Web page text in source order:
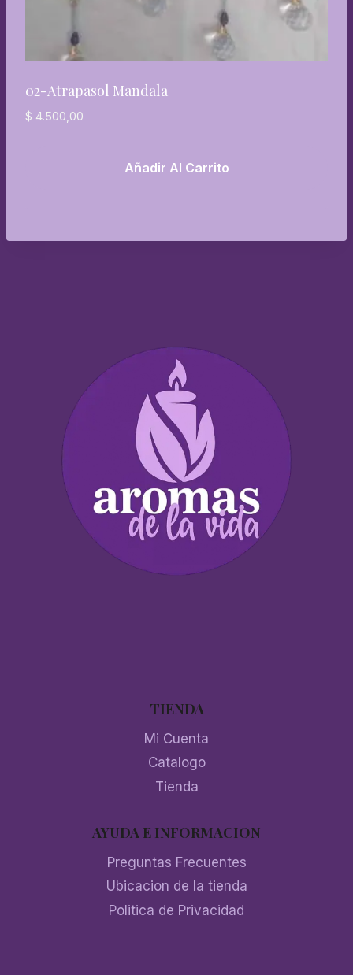
02-Atrapasol Mandala
$ 4.500,00
Añadir Al Carrito
TIENDA
Mi Cuenta
Catalogo
Tienda
AYUDA E INFORMACION
Preguntas Frecuentes
Ubicacion de la tienda
Politica de Privacidad